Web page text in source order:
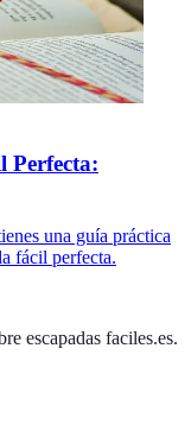
Perfecta:
una guía práctica
fácil perfecta.
escapadas faciles.es.